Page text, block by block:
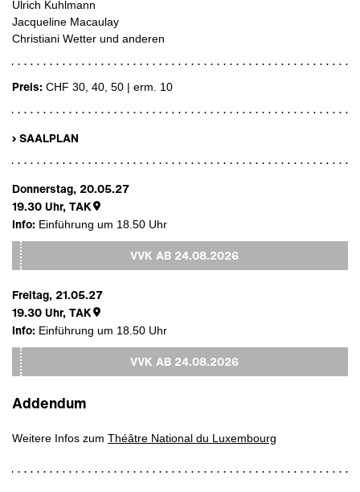
Ulrich Kuhlmann
Jacqueline Macaulay
Christiani Wetter und anderen
Preis: CHF 30, 40, 50 | erm. 10
› SAALPLAN
Donnerstag, 20.05.27
19.30 Uhr,TAK
Info: Einführung um 18.50 Uhr
VVK AB 24.08.2026
Freitag, 21.05.27
19.30 Uhr,TAK
Info: Einführung um 18.50 Uhr
VVK AB 24.08.2026
Addendum
Weitere Infos zum Théâtre National du Luxembourg